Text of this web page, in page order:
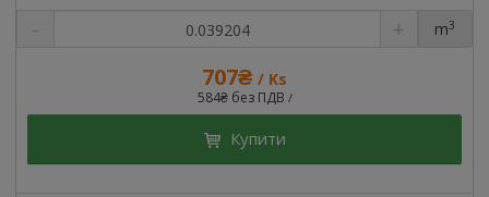
707₴ / Ks
584₴ без ПДВ /
m3
Купити